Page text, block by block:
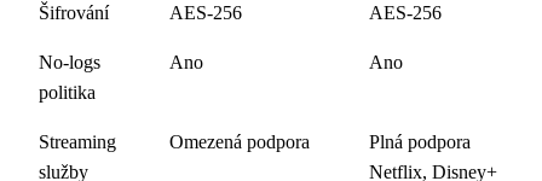
Šifrování AES-256 AES-256
No-logs
politika
Ano Ano
Streaming
služby
Omezená podpora
Plná podpora
Netflix, Disney+